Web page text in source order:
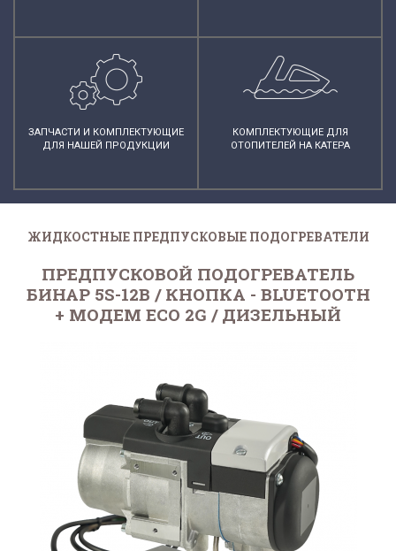
ЗАПЧАСТИ И КОМПЛЕКТУЮЩИЕ
ДЛЯ НАШЕЙ ПРОДУКЦИИ
КОМПЛЕКТУЮЩИЕ ДЛЯ
ОТОПИТЕЛЕЙ НА КАТЕРА
ЖИДКОСТНЫЕ ПРЕДПУСКОВЫЕ ПОДОГРЕВАТЕЛИ
ПРЕДПУСКОВОЙ ПОДОГРЕВАТЕЛЬ
БИНАР 5S-12В / КНОПКА - BLUETOOTH
+ МОДЕМ ECO 2G / ДИЗЕЛЬНЫЙ